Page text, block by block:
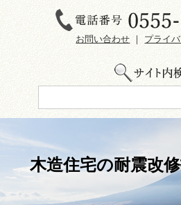
お問い合わせ ｜ プライ
木造住宅の耐震改